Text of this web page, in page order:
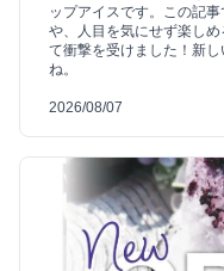
ップアイスです。この記
や、人目を気にせず楽し
て衝撃を受けました！新
ね。
2026/08/07